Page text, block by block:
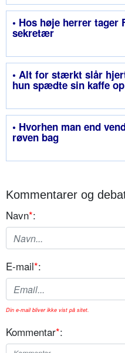
• Hos høje herrer tager
sekretær
• Alt for stærkt slår
hun spædte sin kaffe
• Hvorhen man end
røven bag
Kommentarer og
Navn*:
E-mail*:
Din e-mail bliver ikke vist på sitet.
Kommentar*: